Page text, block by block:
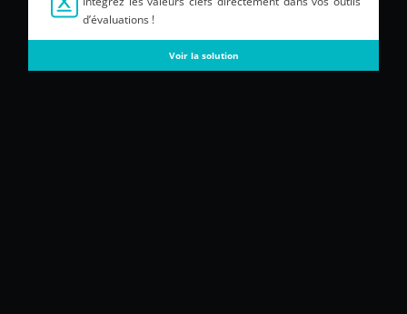
d’évaluations !
Voir la solution